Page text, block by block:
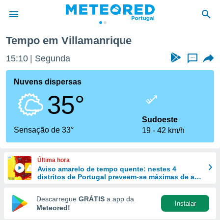
da
foi
fornecidas
a este
das
e
forma
digital
Tempo em Villamanrique
15:10 Segunda ...
Nuvens dispersas
35°
Sensação de 33°
Sudoeste
19
42 km/h
Última hora
Aviso amarelo de tempo quente: nestes 4
distritos de Portugal preveem-se máximas de até
Descarregue GRÁTIS a app da
Meteored!
Instalar